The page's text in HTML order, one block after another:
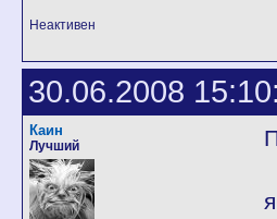
Неактивен
30.06.2008
Каин
Лучший